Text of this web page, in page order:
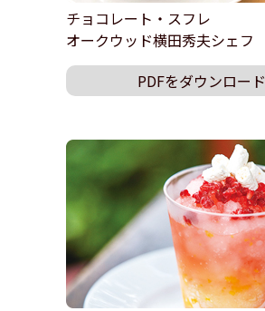
チョコレート・スフレ
オークウッド横田秀夫シェフ
PDFをダウンロード